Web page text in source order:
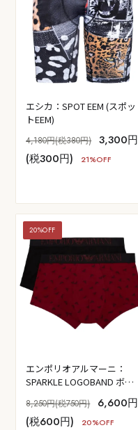
エシカ：SPOT EEM (スポッ
トEEM)
4,180円(税380円) 3,300円
(税300円)
21%OFF
20%OFF
エンポリオアルマーニ：
SPARKLE LOGOBAND ボク
サーパンツ 2PK (アマラン
ス/ブラック)
8,250円(税750円)
6,600円
(税600円)
20%OFF